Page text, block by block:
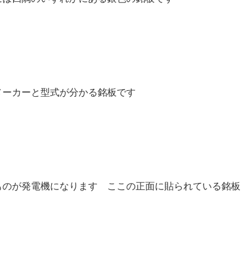
カーと型式が分かる銘板です
のが発電機になります ここの正面に貼られている銘板